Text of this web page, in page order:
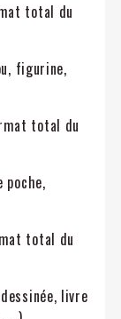
total du
figurine,
total du
poche,
total du
livre